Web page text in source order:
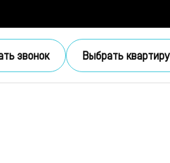
звонок Выбрать квартиру